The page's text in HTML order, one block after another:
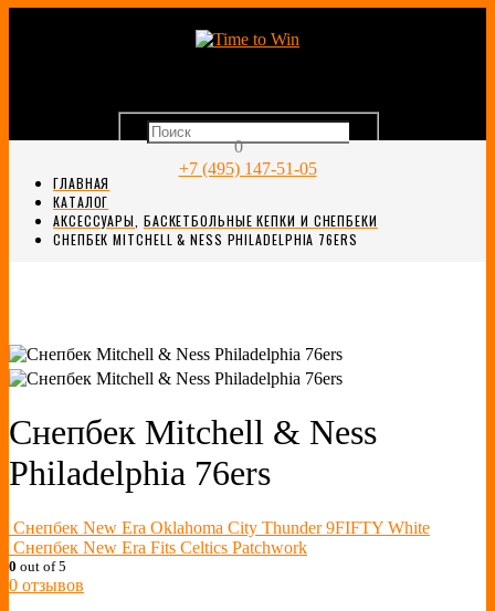
0
+7 (495) 147-51-05
ГЛАВНАЯ
КАТАЛОГ
АКСЕССУАРЫ БАСКЕТБОЛЬНЫЕ КЕПКИ И СНЕПБЕКИ
СНЕПБЕК MITCHELL & NESS PHILADELPHIA 76ERS
Снепбек Mitchell & Ness
Philadelphia 76ers
Снепбек New Era Oklahoma City Thunder 9FIFTY White
Снепбек New Era Fits Celtics Patchwork
0 out of 5
0 отзывов